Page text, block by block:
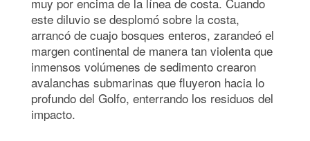
este diluvio se desplomó sobre la costa,
arrancó de cuajo bosques enteros, zarandeó el
margen continental de manera tan violenta que
inmensos volúmenes de sedimento crearon
avalanchas submarinas que fluyeron hacia lo
profundo del Golfo, enterrando los residuos del
impacto.